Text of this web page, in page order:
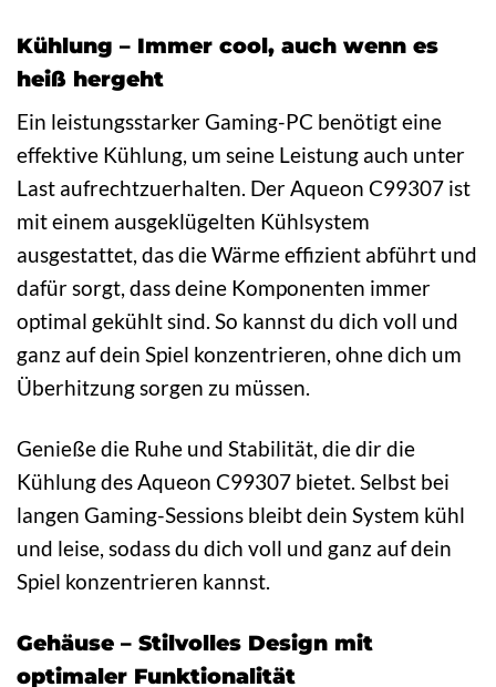
Kühlung – Immer cool, auch wenn es
heiß hergeht
Ein leistungsstarker Gaming-PC benötigt eine
effektive Kühlung, um seine Leistung auch unter
Last aufrechtzuerhalten. Der Aqueon C99307 ist
mit einem ausgeklügelten Kühlsystem
ausgestattet, das die Wärme effizient abführt und
dafür sorgt, dass deine Komponenten immer
optimal gekühlt sind. So kannst du dich voll und
ganz auf dein Spiel konzentrieren, ohne dich um
Überhitzung sorgen zu müssen.
Genieße die Ruhe und Stabilität, die dir die
Kühlung des Aqueon C99307 bietet. Selbst bei
langen Gaming-Sessions bleibt dein System kühl
und leise, sodass du dich voll und ganz auf dein
Spiel konzentrieren kannst.
Gehäuse – Stilvolles Design mit
optimaler Funktionalität